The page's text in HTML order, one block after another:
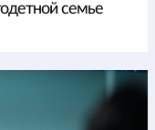
семье